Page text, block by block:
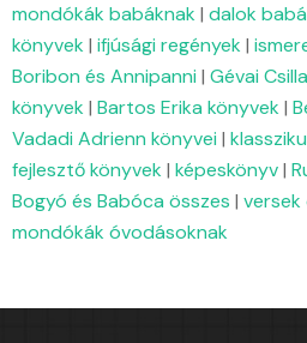
mondókák babáknak | dalok
könyvek | ifjúsági regények |
Boribon és Annipanni | Gévai
könyvek | Bartos Erika könyvek |
Vadadi Adrienn könyvei |
fejlesztő könyvek | képeskönyv|
Bogyó és Babóca összes | versek
mondókák óvodásoknak